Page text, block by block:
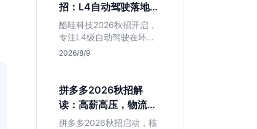
招：L4自动驾驶落地，
不限专业值得投吗？
酷哇科技2026秋招开启，
专注L4级自动驾驶在环卫
与物流场景的落地。相比
康。本文解读其业务模
式、岗位稳定性及不限专
业的投递策略，帮应届生
判断是否值得入手。
2026/8/9
拼多多2026秋招解
读：高薪高压，物流与
产品岗投递指南
拼多多2026秋招启动，核